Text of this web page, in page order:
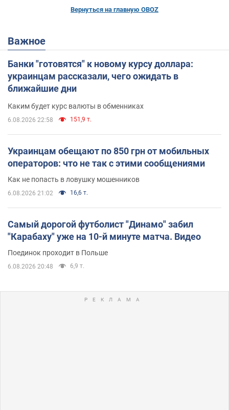
Вернуться на главную OBOZ
Важное
Банки "готовятся" к новому курсу доллара:
украинцам рассказали, чего ожидать в
ближайшие дни
Каким будет курс валюты в обменниках
6.08.2026 22:58 151,9 т.
Украинцам обещают по 850 грн от мобильных
операторов: что не так с этими сообщениями
Как не попасть в ловушку мошенников
6.08.2026 21:02 16,6 т.
Самый дорогой футболист "Динамо" забил
"Карабаху" уже на 10-й минуте матча. Видео
Поединок проходит в Польше
6.08.2026 20:48 6,9 т.